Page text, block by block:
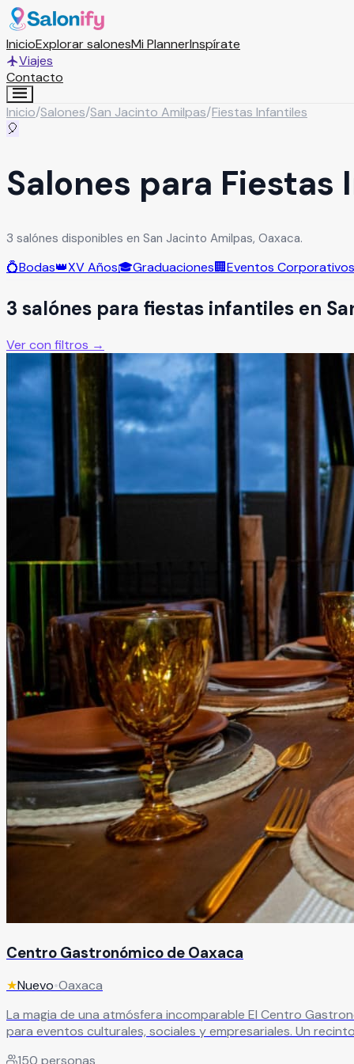
InicioExplorar salonesMi PlannerInspírate
Viajes
Contacto
Inicio/Salones/San Jacinto Amilpas/Fiestas Infantiles
🎈
Salones para
3 salónes disponibles en San Jacinto Amilpas, Oaxaca.
💍Bodas👑XV Años🎓Graduaciones🏢Eventos Corporativos
3 salónes para fiestas infantiles en
Ver con filtros →
Centro Gastronómico de Oaxaca
★Nuevo•Oaxaca
La magia de una atmósfera incomparable El Centro
para eventos culturales, sociales y empresariales. Un